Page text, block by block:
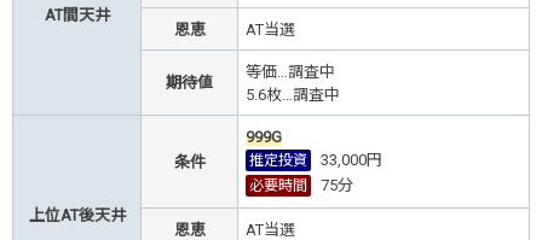
AT間天井
恩恵 AT当選
期待値
等価…調査中
5.6枚…調査中
上位AT後天井
条件
999G
推定投資 33,000円
必要時間 75分
恩恵 AT当選